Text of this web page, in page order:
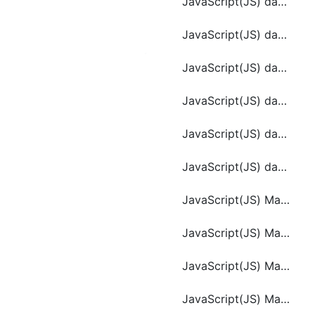
JavaScript(JS) date.getYear()
JavaScript(JS) date.toGMTString()
JavaScript(JS) date.toLocaleTimeString ()
JavaScript(JS) date.toString ()
JavaScript(JS) date.toUTCString()
JavaScript(JS) Math.LN2
JavaScript(JS) Math.LOG2E
JavaScript(JS) Math.PI
JavaScript(JS) Math.random()